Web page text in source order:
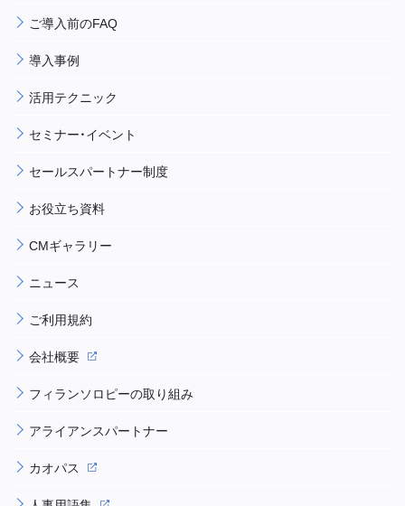
ご導入前のFAQ
導入事例
活用テクニック
セミナー・イベント
セールスパートナー制度
お役立ち資料
CMギャラリー
ニュース
ご利用規約
会社概要
フィランソロピーの取り組み
アライアンスパートナー
カオパス